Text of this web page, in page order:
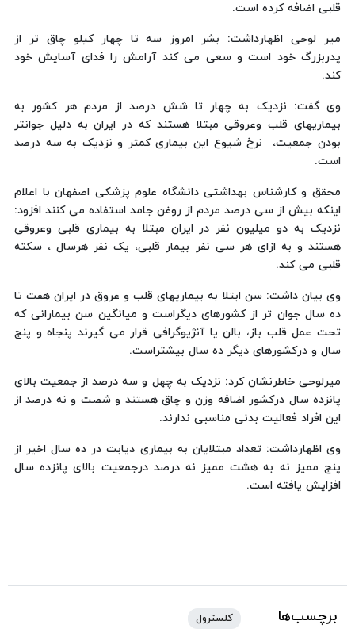
قلبی اضافه کرده است.
میر لوحی اظهارداشت: بشر امروز سه تا چهار کیلو چاق تر از
پدربزرگ خود است و سعی می کند آرامش را فدای آسایش خود
کند.
وی گفت: نزدیک به چهار تا شش درصد از مردم هر کشور به
بیماریهای قلب وعروقی مبتلا هستند که در ایران به دلیل جوانتر
بودن جمعیت، نرخ شیوع این بیماری کمتر و نزدیک به سه درصد
است.
محقق و کارشناس بهداشتی دانشگاه علوم پزشکی اصفهان با اعلام
اینکه بیش از سی درصد مردم از روغن جامد استفاده می کنند افزود:
نزدیک به دو میلیون نفر در ایران مبتلا به بیماری قلبی وعروقی
هستند و به ازای هر سی نفر بیمار قلبی، یک نفر هرسال ، سکته
قلبی می کند.
وی بیان داشت: سن ابتلا به بیماریهای قلب و عروق در ایران هفت تا
ده سال جوان تر از کشورهای دیگراست و میانگین سن بیمارانی که
تحت عمل قلب باز، بالن یا آنژیوگرافی قرار می گیرند پنجاه و پنج
سال و درکشورهای دیگر ده سال بیشتراست.
میرلوحی خاطرنشان کرد: نزدیک به چهل و سه درصد از جمعیت بالای
پانزده سال درکشور اضافه وزن و چاق هستند و شصت و نه درصد از
این افراد فعالیت بدنی مناسبی ندارند.
وی اظهارداشت: تعداد مبتلایان به بیماری دیابت در ده سال اخیر از
پنج ممیز نه به هشت ممیز نه درصد درجمعیت بالای پانزده سال
افزایش یافته است.
برچسب‌ها کلسترول